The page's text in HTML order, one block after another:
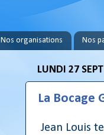
Nos organisations Nos
LUNDI 27
La Bocage
Jean Louis